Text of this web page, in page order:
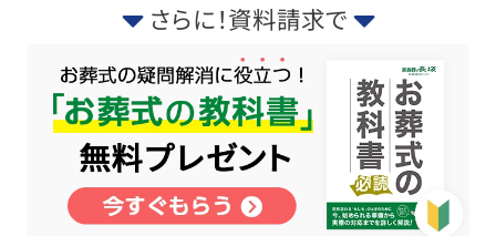
さらに！資料請求で